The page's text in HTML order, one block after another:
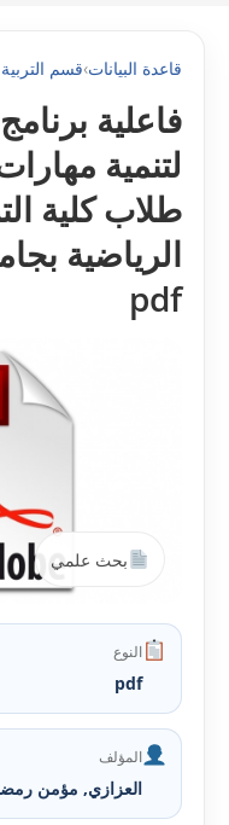
قاعدة البيانات›قسم التربية
فاعلية
لتنمية
طلاب كلية
الرياضية
pdf
بحث علمي
النوع
pdf
المؤلف
العزازي, مؤمن